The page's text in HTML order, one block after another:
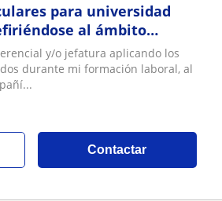
para universidad
al ámbito
en computación
y/o jefatura aplicando los
durante mi formación laboral, al
Contactar